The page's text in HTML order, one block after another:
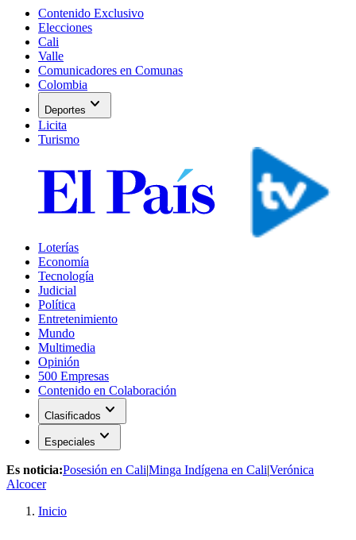
Contenido Exclusivo
Elecciones
Cali
Valle
Comunicadores en Comunas
Colombia
Deportes expand_more
Licita
Turismo
Loterías
Economía
Tecnología
Judicial
Política
Entretenimiento
Mundo
Multimedia
Opinión
500 Empresas
Contenido en Colaboración
Clasificados expand_more
Especiales expand_more
Es noticia:Posesión en Cali|Minga Indígena en Cali|Verónica
Alcocer
Inicio